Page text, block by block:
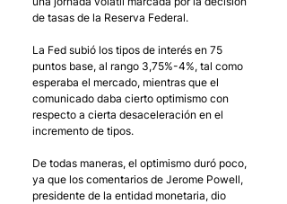
de tasas de la Reserva Federal.
La Fed subió los tipos de interés en 75
puntos base, al rango 3,75%-4%, tal como
esperaba el mercado, mientras que el
comunicado daba cierto optimismo con
respecto a cierta desaceleración en el
incremento de tipos.
De todas maneras, el optimismo duró poco,
ya que los comentarios de Jerome Powell,
presidente de la entidad monetaria, dio